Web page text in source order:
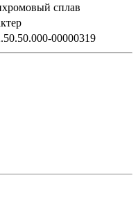
сплав
00000319